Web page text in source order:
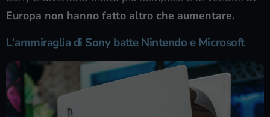
Europa non hanno fatto altro che aumentare.
L’ammiraglia di Sony batte Nintendo e Microsoft